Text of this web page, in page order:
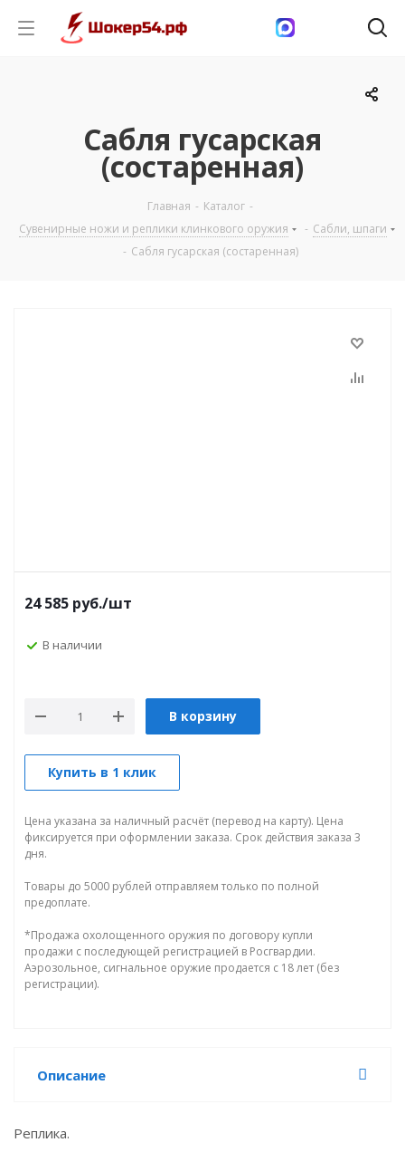
Сабля гусарская
(состаренная)
Главная - Каталог -
Сувенирные ножи и реплики клинкового оружия
- Сабли, шпаги
- Сабля гусарская (состаренная)
24 585 руб./шт
В наличии
В корзину
Купить в 1 клик
Цена указана за наличный расчёт (перевод на карту). Цена
фиксируется при оформлении заказа. Срок действия заказа 3
дня.
Товары до 5000 рублей отправляем только по полной
предоплате.
*Продажа охолощенного оружия по договору купли
продажи с последующей регистрацией в Росгвардии.
Аэрозольное, сигнальное оружие продается с 18 лет (без
регистрации).
Описание
Реплика.